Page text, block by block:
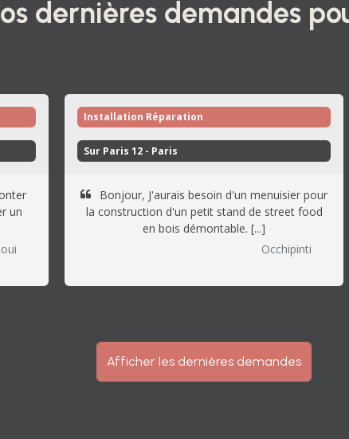
dernières demandes
un
Installation Réparation
Sur Paris 12 - Paris
Bonjour, J'aurais besoin d'un menuisier pour
la construction d'un petit stand de street food
en bois démontable. [...]
Occhipinti
Afficher les dernières demandes